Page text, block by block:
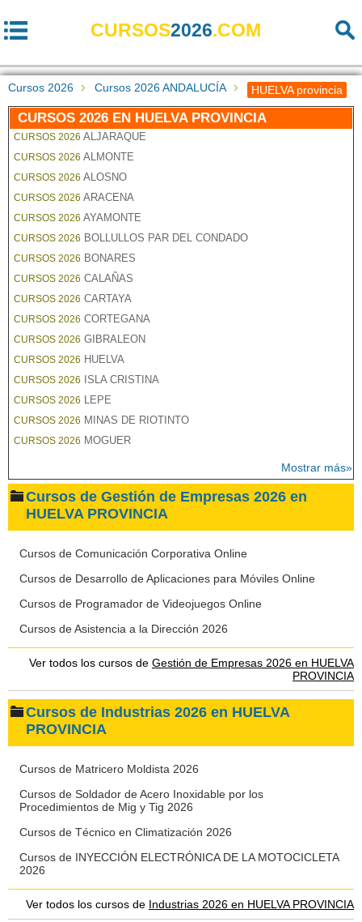
CURSOS2026.COM
Cursos 2026 Cursos 2026 ANDALUCÍA HUELVA provincia
CURSOS 2026 EN HUELVA PROVINCIA
CURSOS 2026 ALJARAQUE
CURSOS 2026 ALMONTE
CURSOS 2026 ALOSNO
CURSOS 2026 ARACENA
CURSOS 2026 AYAMONTE
CURSOS 2026 BOLLULLOS PAR DEL CONDADO
CURSOS 2026 BONARES
CURSOS 2026 CALAÑAS
CURSOS 2026 CARTAYA
CURSOS 2026 CORTEGANA
CURSOS 2026 GIBRALEON
CURSOS 2026 HUELVA
CURSOS 2026 ISLA CRISTINA
CURSOS 2026 LEPE
CURSOS 2026 MINAS DE RIOTINTO
CURSOS 2026 MOGUER
Mostrar más»
Cursos de Gestión de Empresas 2026 en
HUELVA PROVINCIA
Cursos de Comunicación Corporativa Online
Cursos de Desarrollo de Aplicaciones para Móviles Online
Cursos de Programador de Videojuegos Online
Cursos de Asistencia a la Dirección 2026
Ver todos los cursos de Gestión de Empresas 2026 en HUELVA
PROVINCIA
Cursos de Industrias 2026 en HUELVA
PROVINCIA
Cursos de Matricero Moldista 2026
Cursos de Soldador de Acero Inoxidable por los
Procedimientos de Mig y Tig 2026
Cursos de Técnico en Climatización 2026
Cursos de INYECCIÓN ELECTRÓNICA DE LA MOTOCICLETA
2026
Ver todos los cursos de Industrias 2026 en HUELVA PROVINCIA